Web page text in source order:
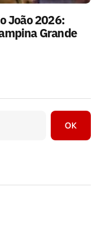
João 2026:
Grande
OK